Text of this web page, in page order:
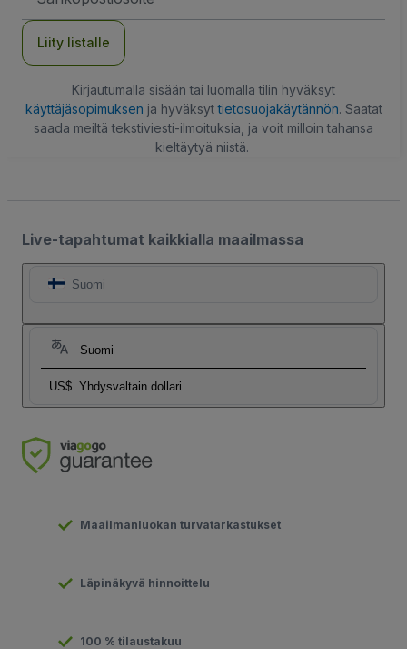
Liity listalle
Kirjautumalla sisään tai luomalla tilin hyväksyt
käyttäjäsopimuksen ja hyväksyttietosuojakäytännön. Saatat
saada meiltä tekstiviesti-ilmoituksia, ja voit milloin tahansa
kieltäytyä niistä.
Live-tapahtumat kaikkialla maailmassa
Suomi
Suomi
US$ Yhdysvaltain dollari
Maailmanluokan turvatarkastukset
Läpinäkyvä hinnoittelu
100 % tilaustakuu